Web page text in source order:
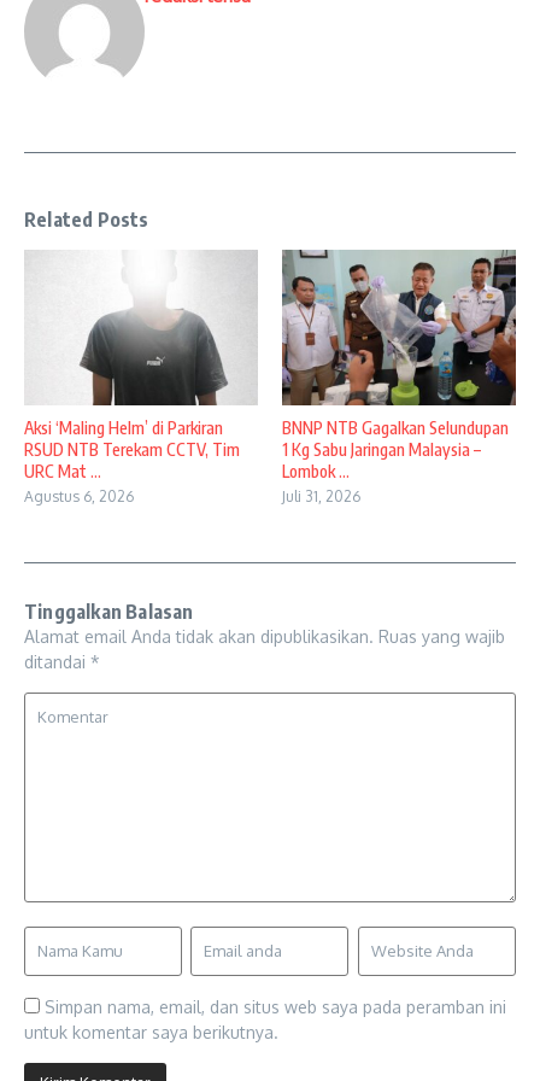
Related Posts
Aksi ‘Maling Helm’ di Parkiran
RSUD NTB Terekam CCTV, Tim
URC Mat ...
Agustus 6, 2026
BNNP NTB Gagalkan Selundupan
1 Kg Sabu Jaringan Malaysia –
Lombok ...
Juli 31, 2026
Tinggalkan Balasan
Alamat email Anda tidak akan dipublikasikan. Ruas yang wajib
ditandai *
Simpan nama, email, dan situs web saya pada peramban ini
untuk komentar saya berikutnya.